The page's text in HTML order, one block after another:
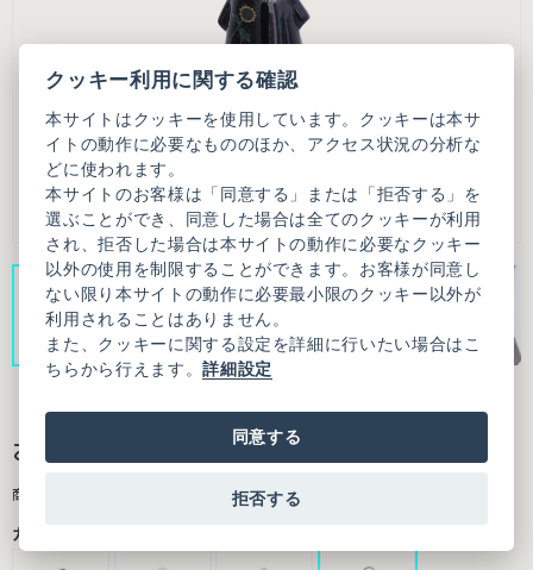
おもいで キーホルダー 《単品》
商品番号：7301CU002252F20
カラー
クッキー利用に関する確認
本サイトはクッキーを使用しています。クッキーは本サ
イトの動作に必要なもののほか、アクセス状況の分析な
どに使われます。
本サイトのお客様は「同意する」または「拒否する」を
選ぶことができ、同意した場合は全てのクッキーが利用
され、拒否した場合は本サイトの動作に必要なクッキー
以外の使用を制限することができます。お客様が同意し
ない限り本サイトの動作に必要最小限のクッキー以外が
利用されることはありません。
また、クッキーに関する設定を詳細に行いたい場合はこ
ちらから行えます。詳細設定
同意する
拒否する